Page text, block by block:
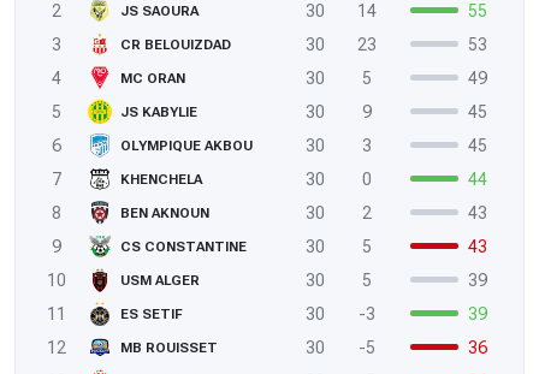
2
JS SAOURA 30 14
55
3
CR BELOUIZDAD 30 23
53
4
MC ORAN 30 5
49
5
JS KABYLIE 30 9
45
6
OLYMPIQUE AKBOU 30 3
45
7
KHENCHELA 30 0
44
8
BEN AKNOUN 30 2
43
9
CS CONSTANTINE 30 5
43
10
USM ALGER 30 5
39
11
ES SETIF 30 -3
39
12
MB ROUISSET 30 -5
36